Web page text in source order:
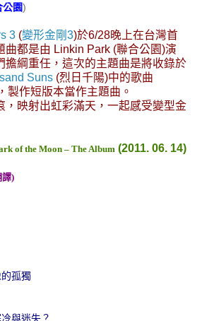
公園)
3 (變形金剛3)於6/28晚上在台灣首
曲都是由 Linkin Park (聯合公園)演
擔綱重任，這次的主題曲是將收錄於
Suns (烈日千陽)中的歌曲
製作短版本當作主題曲。
映射出虹彩滿天，一起感受變型金
of the Moon – The Album (2011. 06. 14)
譯)
孤獨
與迷失？